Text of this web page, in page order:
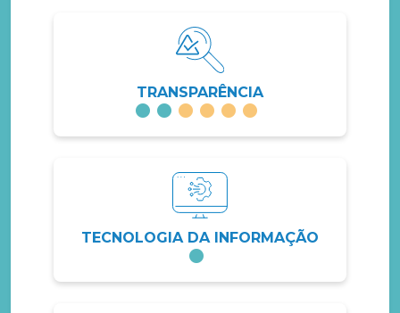
TRANSPARÊNCIA
TECNOLOGIA DA INFORMAÇÃO